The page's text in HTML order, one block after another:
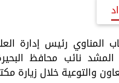
المناوي رئيس إدارة
المشد نائب محافظ
والتوعية خلال زيارة